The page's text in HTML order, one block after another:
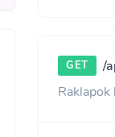
GET
/
Raklapok